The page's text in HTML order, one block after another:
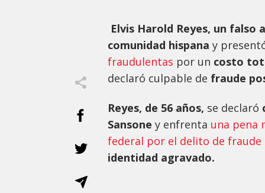
Elvis Harold Reyes, un
comunidad hispana y
fraudulentas por un costo
declaró culpable de fraude
Reyes, de 56 años, se declaró
Sansone y enfrenta una pena
federal por el delito de
identidad agravado.